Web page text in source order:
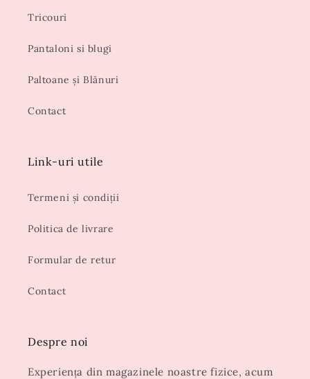
Tricouri
Pantaloni si blugi
Paltoane și Blănuri
Contact
Link-uri utile
Termeni și condiții
Politica de livrare
Formular de retur
Contact
Despre noi
Experiența din magazinele noastre fizice, acum